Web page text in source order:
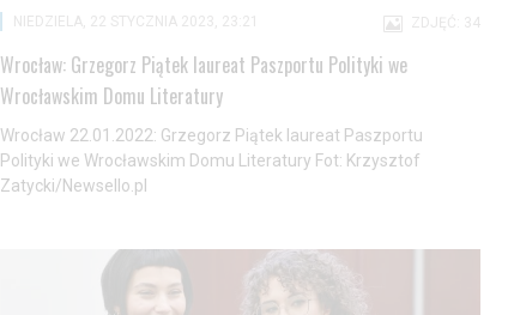
ZDJĘĆ: 34
NIEDZIELA, 22 STYCZNIA 2023, 23:21
Wrocław: Grzegorz Piątek laureat Paszportu Polityki we
Wrocławskim Domu Literatury
Wrocław 22.01.2022: Grzegorz Piątek laureat Paszportu
Polityki we Wrocławskim Domu Literatury Fot: Krzysztof
Zatycki/Newsello.pl